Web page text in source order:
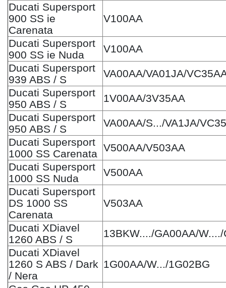
Ducati Supersport
900 SS ie
Carenata
V100AA
Ducati Supersport
900 SS ie Nuda
V100AA
Ducati Supersport
939 ABS / S
VA00AA/VA01JA/
Ducati Supersport
950 ABS / S
1V00AA/3V35AA
Ducati Supersport
950 ABS / S
VA00AA/S.../VA1JA/
Ducati Supersport
1000 SS Carenata
V500AA/V503AA
Ducati Supersport
1000 SS Nuda
V500AA
Ducati Supersport
DS 1000 SS
Carenata
V503AA
Ducati XDiavel
1260 ABS / S
13BKW..../GA00AA/
Ducati XDiavel
1260 S ABS / Dark
/ Nera
1G00AA/W.../1G02BG